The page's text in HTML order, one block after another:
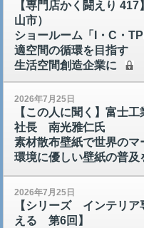
【専門店かく闘えり
山市）
ショールーム「I・C・
適空間の循環を目指す
生活空間創造企業に
2026年7月25日
【この人に聞く】富士
社長 南光雅仁氏
素材散布壁紙で世界のマ
環境に優しい壁紙の普及
2026年7月25日
【シリーズ インテリア
える 第6回】